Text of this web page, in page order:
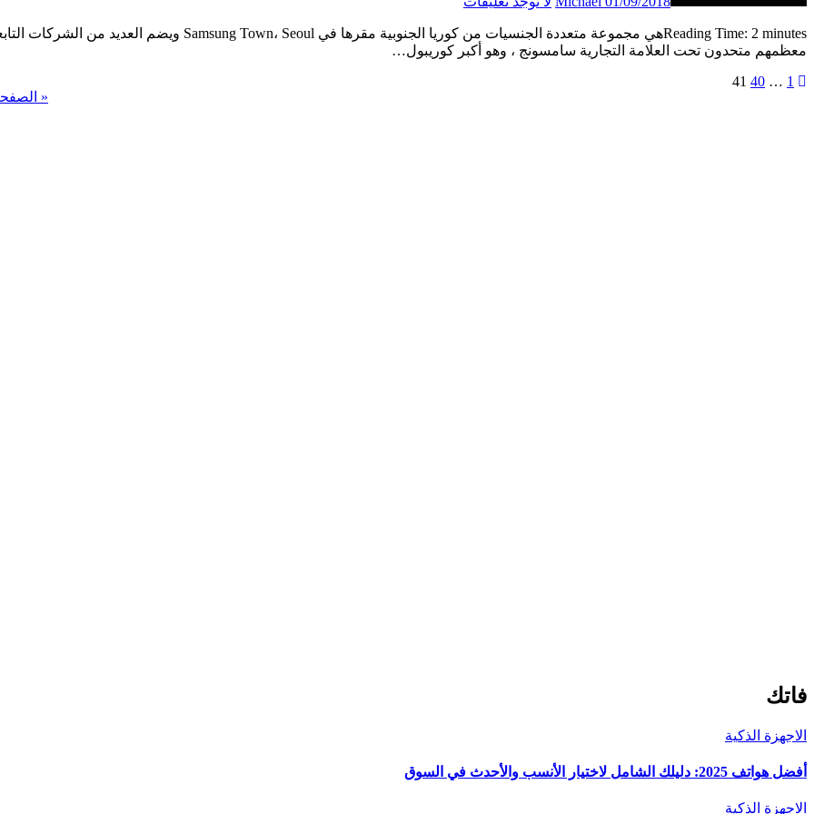
Reading Time: 2 minutesهي مجموعة متعددة الجنسيات من كوريا الجنوبية مقرها في Samsung Town، Seoul ويضم العديد من الشركات التابعة
معظمهم متحدون تحت العلامة التجارية سامسونج ، وهو أكبر كوريبول…
تعدد
1
…
40
41
«
فاتك
الاجهزة الذكية
أفضل هواتف 2025: دليلك الشامل لاختيار الأنسب والأحدث في السوق
الاجهزة الذكية